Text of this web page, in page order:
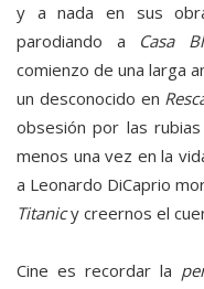
y a nada en sus
parodiando a Casa
comienzo de una larga
un desconocido en
obsesión por las
menos una vez en la
a Leonardo DiCaprio
Titanicy creernos el
Cine es recordar la